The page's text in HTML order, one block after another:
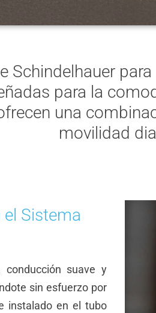
Schindelhauer
para la
una
movilidad
Sistema
conducción suave y
sin esfuerzo por
instalado en el tubo